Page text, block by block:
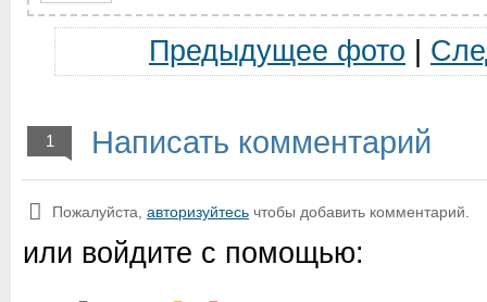
Предыдущее фото
1 Написать комментарий
Пожалуйста, авторизуйтесь чтобы добавить комментарий.
или войдите с помощью: